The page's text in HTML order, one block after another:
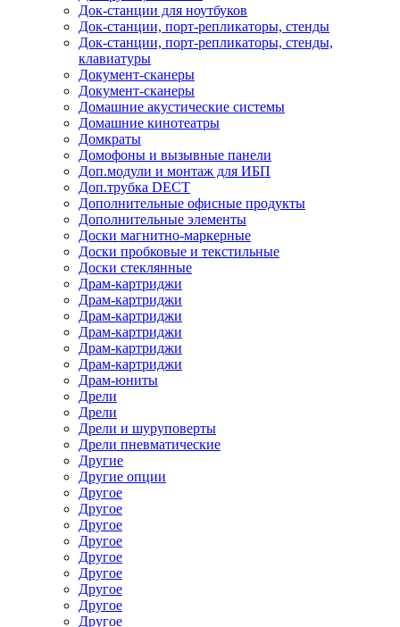
Док-станции для ноутбуков
Док-станции, порт-репликаторы, стенды
Док-станции, порт-репликаторы, стенды,
клавиатуры
Документ-сканеры
Документ-сканеры
Домашние акустические системы
Домашние кинотеатры
Домкраты
Домофоны и вызывные панели
Доп.модули и монтаж для ИБП
Доп.трубка DECT
Дополнительные офисные продукты
Дополнительные элементы
Доски магнитно-маркерные
Доски пробковые и текстильные
Доски стеклянные
Драм-картриджи
Драм-картриджи
Драм-картриджи
Драм-картриджи
Драм-картриджи
Драм-картриджи
Драм-юниты
Дрели
Дрели
Дрели и шуруповерты
Дрели пневматические
Другие
Другие опции
Другое
Другое
Другое
Другое
Другое
Другое
Другое
Другое
Другое